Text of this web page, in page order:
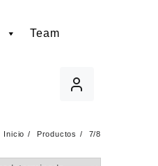
Team
Inicio Productos 7/8